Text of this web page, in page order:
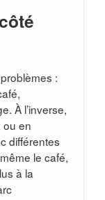
:
À l’inverse,
ou en
différentes
le café,
à la